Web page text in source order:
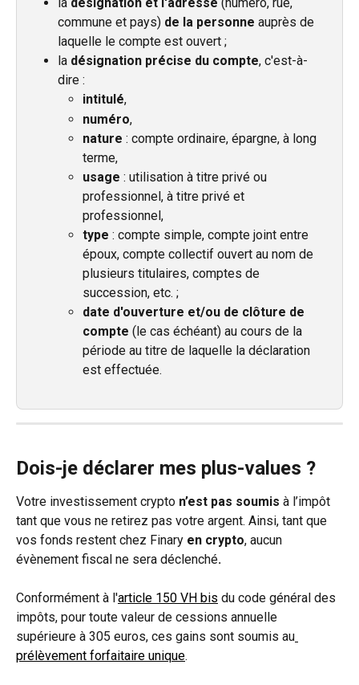
commune et pays) de la personne auprès de
laquelle le compte est ouvert ;
la désignation précise du compte, c'est-à-
dire :
intitulé,
numéro,
nature : compte ordinaire, épargne, à long
terme,
usage : utilisation à titre privé ou
professionnel, à titre privé et
professionnel,
type : compte simple, compte joint entre
époux, compte collectif ouvert au nom de
plusieurs titulaires, comptes de
succession, etc. ;
date d'ouverture et/ou de clôture de
compte (le cas échéant) au cours de la
période au titre de laquelle la déclaration
est effectuée.
Dois-je déclarer mes plus-values ?
Votre investissement crypto n’est pas soumis à l’impôt
tant que vous ne retirez pas votre argent. Ainsi, tant que
vos fonds restent chez Finary en crypto, aucun
évènement fiscal ne sera déclenché.
Conformément à l'article 150 VH bis du code général des
impôts, pour toute valeur de cessions annuelle
supérieure à 305 euros, ces gains sont soumis au
prélèvement forfaitaire unique.